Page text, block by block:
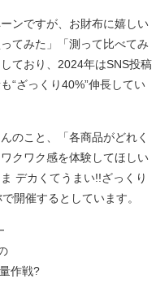
ンですが、お財布に嬉しい
てみた」「測って比べてみ
ており、2024年はSNS投稿
“ざっくり40%”伸長してい
のこと、「各商品がどれく
クワク感を体験してほしい
デカくてうまい!!ざっくり
開催するとしています。
作戦?